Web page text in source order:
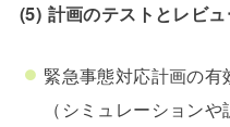
(5) 計画のテストとレビ
緊急事態対応計画の有
（シミュレーション